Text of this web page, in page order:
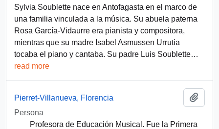
Sylvia Soublette nace en Antofagasta en el marco de
una familia vinculada a la música. Su abuela paterna
Rosa García-Vidaurre era pianista y compositora,
mientras que su madre Isabel Asmussen Urrutia
tocaba el piano y cantaba. Su padre Luis Soublette…
read more
Pierret-Villanueva, Florencia
Persona
Profesora de Educación Musical. Fue la Primera